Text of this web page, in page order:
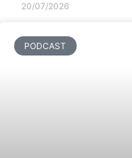
20/07/2026
PODCAST